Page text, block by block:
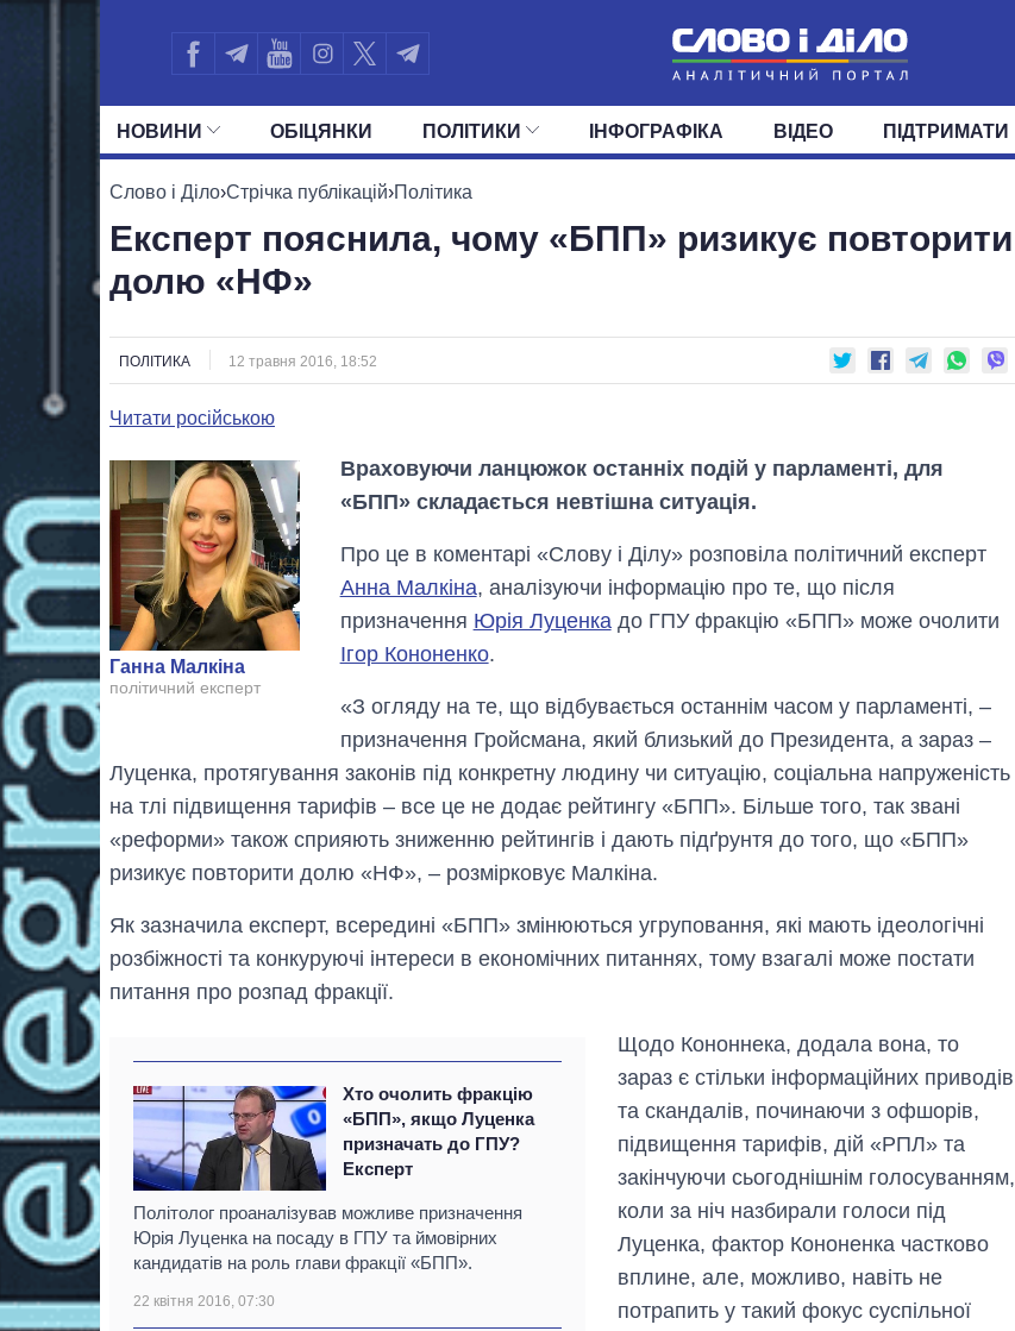
НОВИНИ
ПОЛІТИКА ЕКОНОМІКА СУСПІЛЬСТВО СВІТ
ОБIЦЯНКИ ПОЛIТИКИ
УСІ ПОЛІТИКИ ПРЕЗИДЕНТ І ОФІС
ДЕПУТАТИ КОМІТЕТИ ФРАКЦІЇ ОКРУГИ
ІНФОГРАФІКА ВІДЕО ПІДТРИМАТИ
Слово і Діло›Стрічка публікацій›Політика
Експерт пояснила, чому «БПП» ризикує повторити
долю «НФ»
ПОЛІТИКА 12 травня 2016, 18:52
Читати російською
Ганна Малкіна
політичний експерт
Враховуючи ланцюжок останніх подій у парламенті, для
«БПП» складається невтішна ситуація.
Про це в коментарі «Слову і Ділу» розповіла політичний експерт
Анна Малкіна, аналізуючи інформацію про те, що після
призначення Юрія Луценка до ГПУ фракцію «БПП» може очолити
Ігор Кононенко.
«З огляду на те, що відбувається останнім часом у парламенті, –
призначення Гройсмана, який близький до Президента, а зараз –
Луценка, протягування законів під конкретну людину чи ситуацію, соціальна напруженість
на тлі підвищення тарифів – все це не додає рейтингу «БПП». Більше того, так звані
«реформи» також сприяють зниженню рейтингів і дають підґрунтя до того, що «БПП»
ризикує повторити долю «НФ», – розмірковує Малкіна.
Як зазначила експерт, всередині «БПП» змінюються угруповання, які мають ідеологічні
розбіжності та конкуруючі інтереси в економічних питаннях, тому взагалі може постати
питання про розпад фракції.
Хто очолить фракцію
«БПП», якщо Луценка
призначать до ГПУ?
Експерт
Політолог проаналізував можливе призначення
Юрія Луценка на посаду в ГПУ та ймовірних
кандидатів на роль глави фракції «БПП».
22 квітня 2016, 07:30
Щодо Кононнека, додала вона, то
зараз є стільки інформаційних приводів
та скандалів, починаючи з офшорів,
підвищення тарифів, дій «РПЛ» та
закінчуючи сьогоднішнім голосуванням,
коли за ніч назбирали голоси під
Луценка, фактор Кононенка частково
вплине, але, можливо, навіть не
потрапить у такий фокус суспільної